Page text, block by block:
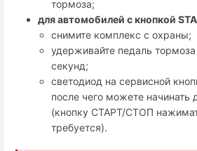
тормоза;
для автомобилей с кнопкой
снимите комплекс с охраны;
удерживайте педаль
секунд;
светодиод насервисной
после чего можете начинать
(кнопку СТАРТ/СТОП
требуется).